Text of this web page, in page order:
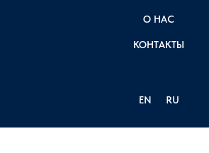
О НАС
КОНТАКТЫ
EN RU